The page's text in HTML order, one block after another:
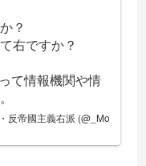
？
右ですか？
て情報機関や情
反帝國主義右派 (@_Mo